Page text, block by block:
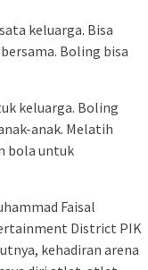
keluarga. Bisa
Boling bisa
keluarga. Boling
anak. Melatih
bola untuk
Faisal
District PIK
kehadiran arena